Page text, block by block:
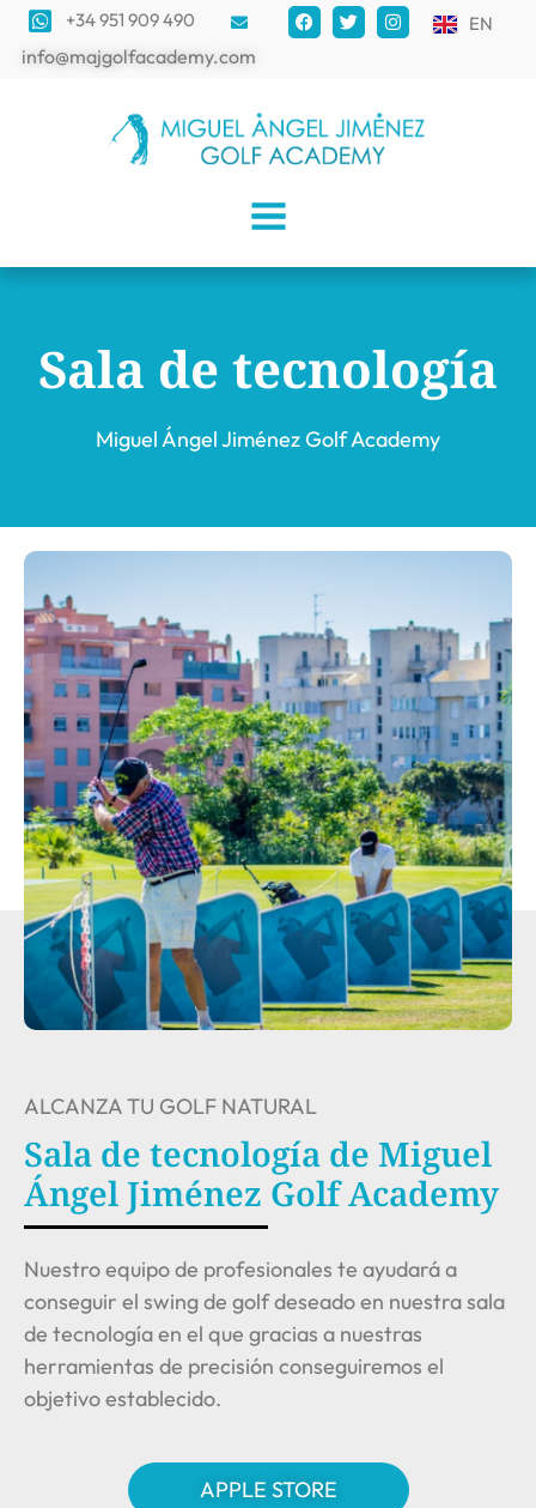
+34 951 909 490
info@majgolfacademy.com
EN
Sala de tecnología
Miguel Ángel Jiménez Golf Academy
ALCANZA TU GOLF NATURAL
Sala de tecnología de Miguel
Ángel Jiménez Golf Academy
Nuestro equipo de profesionales te ayudará a
conseguir el swing de golf deseado en nuestra sala
de tecnología en el que gracias a nuestras
herramientas de precisión conseguiremos el
objetivo establecido.
APPLE STORE